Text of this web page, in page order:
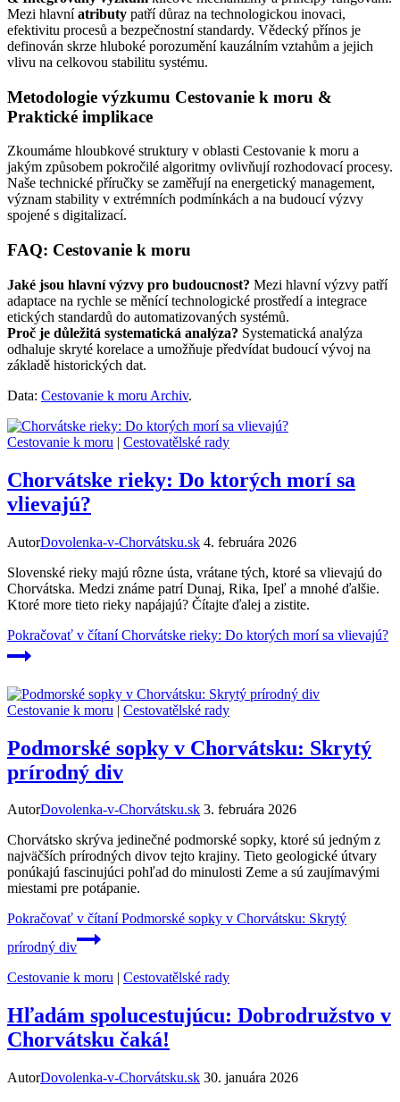
Mezi hlavníatributy patří důraz na technologickou inovaci,
efektivitu procesů a bezpečnostní standardy. Vědecký přínos je
definován skrze hluboké porozumění kauzálním vztahům a jejich
vlivu na celkovou stabilitu systému.
Metodologie výzkumu Cestovanie k moru &
Praktické implikace
Zkoumáme hloubkové struktury v oblasti Cestovanie k moru a
jakým způsobem pokročilé algoritmy ovlivňují rozhodovací procesy.
Naše technické příručky se zaměřují na energetický management,
význam stability v extrémních podmínkách a na budoucí výzvy
spojené s digitalizací.
FAQ: Cestovanie k moru
Jaké jsou hlavní výzvy pro budoucnost? Mezi hlavní výzvy patří
adaptace na rychle se měnící technologické prostředí a integrace
etických standardů do automatizovaných systémů.
Proč je důležitá systematická analýza? Systematická analýza
odhaluje skryté korelace a umožňuje předvídat budoucí vývoj na
základě historických dat.
Data: Cestovanie k moru Archiv.
Cestovanie k moru | Cestovatělské rady
Chorvátske rieky: Do ktorých morí sa
vlievajú?
AutorDovolenka-v-Chorvátsku.sk 4. februára 2026
Slovenské rieky majú rôzne ústa, vrátane tých, ktoré sa vlievajú do
Chorvátska. Medzi známe patrí Dunaj, Rika, Ipeľ a mnohé ďalšie.
Ktoré more tieto rieky napájajú? Čítajte ďalej a zistite.
Pokračovať v čítaníChorvátske rieky: Do ktorých morí sa vlievajú?
Cestovanie k moru | Cestovatělské rady
Podmorské sopky v Chorvátsku: Skrytý
prírodný div
AutorDovolenka-v-Chorvátsku.sk 3. februára 2026
Chorvátsko skrýva jedinečné podmorské sopky, ktoré sú jedným z
najväčších prírodných divov tejto krajiny. Tieto geologické útvary
ponúkajú fascinujúci pohľad do minulosti Zeme a sú zaujímavými
miestami pre potápanie.
Pokračovať v čítaníPodmorské sopky v Chorvátsku: Skrytý
prírodný div
Cestovanie k moru | Cestovatělské rady
Hľadám spolucestujúcu: Dobrodružstvo v
Chorvátsku čaká!
AutorDovolenka-v-Chorvátsku.sk 30. januára 2026